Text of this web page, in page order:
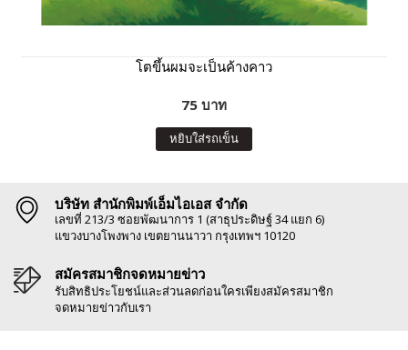
โตขึ้นผมจะเป็นค้างคาว
75 บาท
หยิบใส่รถเข็น
บริษัท สำนักพิมพ์เอ็มไอเอส จำกัด
เลขที่ 213/3 ซอยพัฒนาการ 1 (สาธุประดิษฐ์ 34 แยก 6)
แขวงบางโพงพาง เขตยานนาวา กรุงเทพฯ 10120
สมัครสมาชิกจดหมายข่าว
รับสิทธิประโยชน์และส่วนลดก่อนใครเพียงสมัครสมาชิก
จดหมายข่าวกับเรา